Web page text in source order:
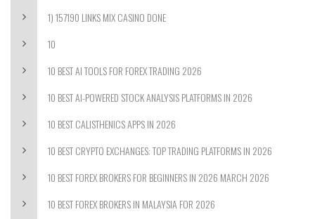
1) 157190 LINKS MIX CASINO DONE
10
10 BEST AI TOOLS FOR FOREX TRADING 2026
10 BEST AI-POWERED STOCK ANALYSIS PLATFORMS IN 2026
10 BEST CALISTHENICS APPS IN 2026
10 BEST CRYPTO EXCHANGES: TOP TRADING PLATFORMS IN 2026
10 BEST FOREX BROKERS FOR BEGINNERS IN 2026 MARCH 2026
10 BEST FOREX BROKERS IN MALAYSIA FOR 2026